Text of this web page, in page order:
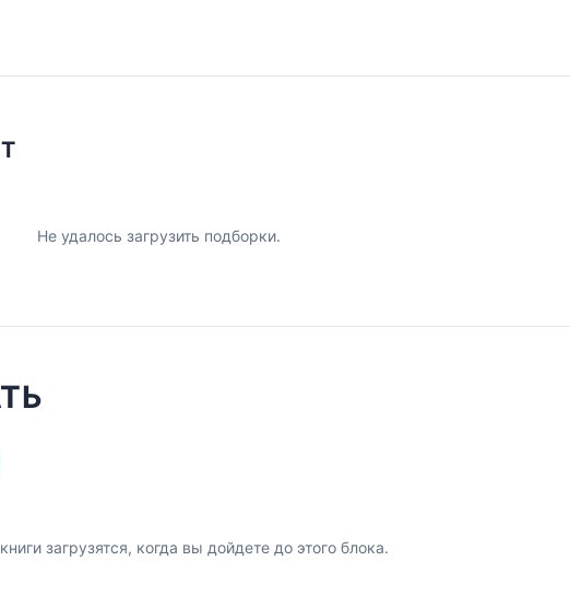
Не удалось загрузить подборки.
загрузятся, когда вы дойдете до этого блока.